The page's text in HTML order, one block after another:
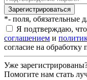
Зарегистрироваться
*- поля, обязательные
Я подтверждаю,
соглашением и
согласие на
Уже
Помогите нам стать